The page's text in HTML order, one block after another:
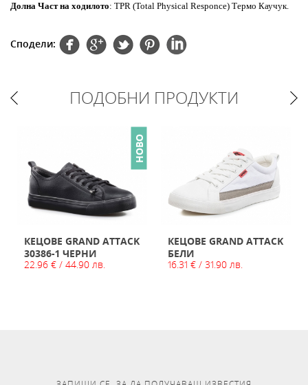
Долна Част на ходилото: TPR (Total Physical Responce) Термо Каучук.
Сподели:
ПОДОБНИ ПРОДУКТИ
НОВО
КЕЦОВЕ GRAND ATTACK
30386-1 ЧЕРНИ
22.96 € / 44.90 лв.
КЕЦОВЕ GRAND ATTACK
БЕЛИ
16.31 € / 31.90 лв.